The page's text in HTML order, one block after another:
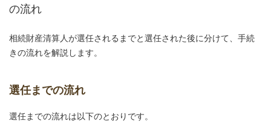
の流れ
相続財産清算人が選任されるまでと選任された後に分けて、手続
きの流れを解説します。
選任までの流れ
選任までの流れは以下のとおりです。